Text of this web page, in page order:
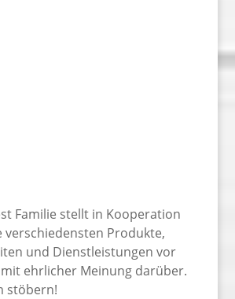
Familie stellt in Kooperation
verschiedensten Produkte,
und Dienstleistungen vor
ehrlicher Meinung darüber.
stöbern!